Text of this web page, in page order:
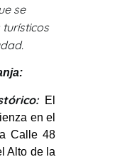
se
El
en el
Calle 48
Alto de la